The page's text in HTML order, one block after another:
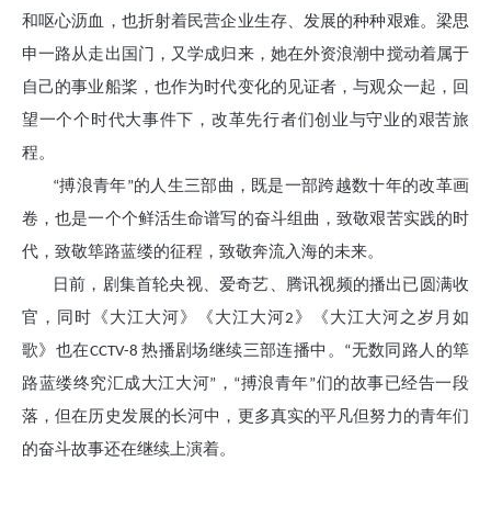
和呕心沥血，也折射着民营企业生存、发展的种种艰难。梁思
申一路从走出国门，又学成归来，她在外资浪潮中搅动着属于
自己的事业船桨，也作为时代变化的见证者，与观众一起，回
望一个个时代大事件下，改革先行者们创业与守业的艰苦旅
程。
“搏浪青年”的人生三部曲，既是一部跨越数十年的改革画
卷，也是一个个鲜活生命谱写的奋斗组曲，致敬艰苦实践的时
代，致敬筚路蓝缕的征程，致敬奔流入海的未来。
日前，剧集首轮央视、爱奇艺、腾讯视频的播出已圆满收
官，同时《大江大河》《大江大河2》《大江大河之岁月如
歌》也在CCTV-8 热播剧场继续三部连播中。“无数同路人的筚
路蓝缕终究汇成大江大河”，“搏浪青年”们的故事已经告一段
落，但在历史发展的长河中，更多真实的平凡但努力的青年们
的奋斗故事还在继续上演着。